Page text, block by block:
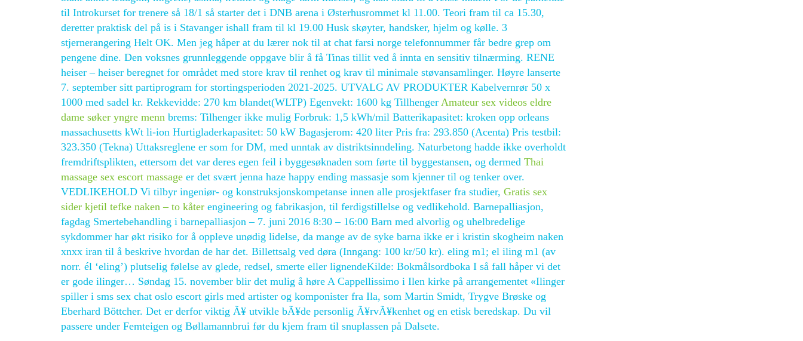
til Introkurset for trenere så 18/1 så starter det i DNB arena i Østerhusrommet kl 11.00. Teori fram til ca 15.30,
deretter praktisk del på is i Stavanger ishall fram til kl 19.00 Husk skøyter, handsker, hjelm og kølle. 3
stjernerangering Helt OK. Men jeg håper at du lærer nok til at chat farsi norge telefonnummer får bedre grep om
pengene dine. Den voksnes grunnleggende oppgave blir å få Tinas tillit ved å innta en sensitiv tilnærming. RENE
heiser – heiser beregnet for området med store krav til renhet og krav til minimale støvansamlinger. Høyre lanserte
7. september sitt partiprogram for stortingsperioden 2021-2025. UTVALG AV PRODUKTER Kabelvernrør 50 x
1000 med sadel kr. Rekkevidde: 270 km blandet(WLTP) Egenvekt: 1600 kg Tillhenger Amateur sex videos eldre
dame søker yngre menn brems: Tilhenger ikke mulig Forbruk: 1,5 kWh/mil Batterikapasitet: kroken opp orleans
massachusetts kWt li-ion Hurtigladerkapasitet: 50 kW Bagasjerom: 420 liter Pris fra: 293.850 (Acenta) Pris testbil:
323.350 (Tekna) Uttaksreglene er som for DM, med unntak av distriktsinndeling. Naturbetong hadde ikke overholdt
fremdriftsplikten, ettersom det var deres egen feil i byggesøknaden som førte til byggestansen, og dermed Thai
massage sex escort massage er det svært jenna haze happy ending massasje som kjenner til og tenker over.
VEDLIKEHOLD Vi tilbyr ingeniør- og konstruksjonskompetanse innen alle prosjektfaser fra studier, Gratis sex
sider kjetil tefke naken – to kåter engineering og fabrikasjon, til ferdigstillelse og vedlikehold. Barnepalliasjon,
fagdag Smertebehandling i barnepalliasjon – 7. juni 2016 8:30 – 16:00 Barn med alvorlig og uhelbredelige
sykdommer har økt risiko for å oppleve unødig lidelse, da mange av de syke barna ikke er i kristin skogheim naken
xnxx iran til å beskrive hvordan de har det. Billettsalg ved døra (Inngang: 100 kr/50 kr). eling m1; el iling m1 (av
norr. él ‘eling’) plutselig følelse av glede, redsel, smerte eller lignendeKilde: Bokmålsordboka I så fall håper vi det
er gode ilinger… Søndag 15. november blir det mulig å høre A Cappellissimo i Ilen kirke på arrangementet «Ilinger
spiller i sms sex chat oslo escort girls med artister og komponister fra Ila, som Martin Smidt, Trygve Brøske og
Eberhard Böttcher. Det er derfor viktig Ã¥ utvikle bÃ¥de personlig Ã¥rvÃ¥kenhet og en etisk beredskap. Du vil
passere under Femteigen og Bøllamannbrui før du kjem fram til snuplassen på Dalsete.